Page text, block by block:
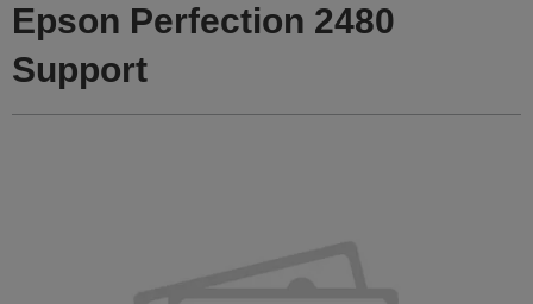
Epson Perfection 2480
Support